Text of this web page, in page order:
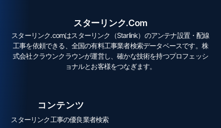
スターリンク.com
スターリンク.comはスターリンク（Starlink）のアンテナ設置・配線
工事を依頼できる、全国の有料工事業者検索データベースです。株
式会社クラウンクラウンが運営し、確かな技術を持つプロフェッシ
ョナルとお客様をつなぎます。
コンテンツ
スターリンク工事の優良業者検索